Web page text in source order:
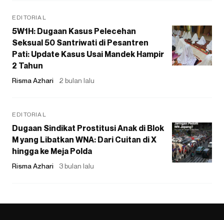
EDITORIAL
5W1H: Dugaan Kasus Pelecehan
Seksual 50 Santriwati di Pesantren
Pati: Update Kasus Usai Mandek Hampir
2 Tahun
Risma Azhari 2 bulan lalu
EDITORIAL
Dugaan Sindikat Prostitusi Anak di Blok
M yang Libatkan WNA: Dari Cuitan di X
hingga ke Meja Polda
Risma Azhari 3 bulan lalu